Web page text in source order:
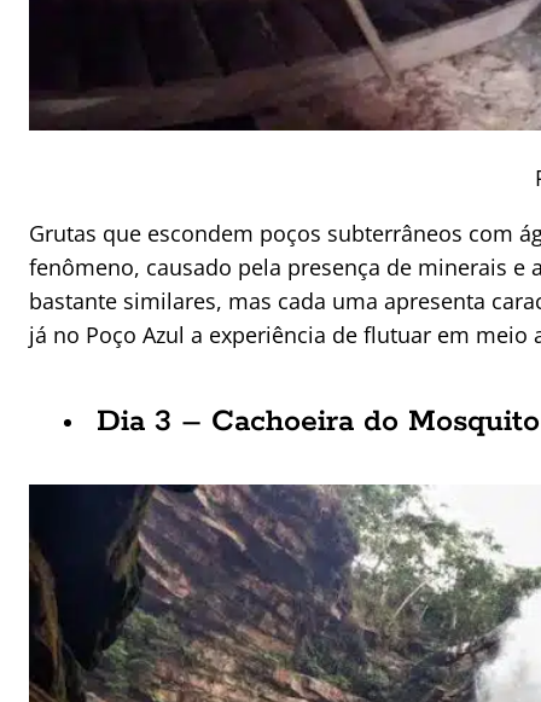
Grutas que escondem poços subterrâneos com
fenômeno, causado pela presença de minerais
bastante similares, mas cada uma apresenta
já no Poço Azul a experiência de flutuar em meio
Dia 3 – Cachoeira do